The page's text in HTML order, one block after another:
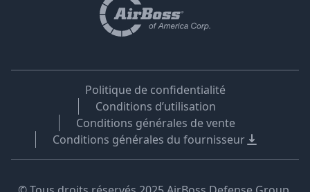
Politique de confidentialité
Conditions d’utilisation
Conditions générales de vente
Conditions générales du fournisseur